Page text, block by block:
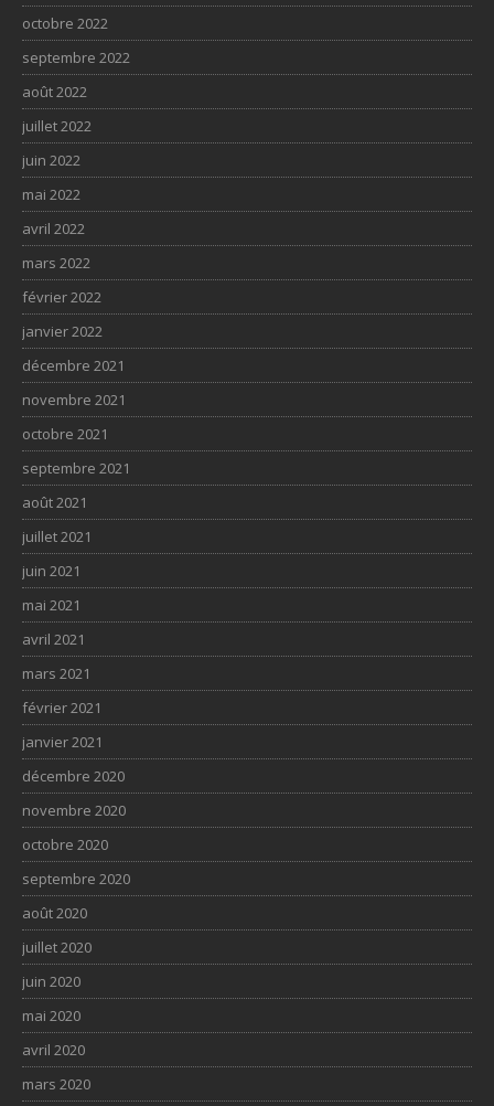
octobre 2022
septembre 2022
août 2022
juillet 2022
juin 2022
mai 2022
avril 2022
mars 2022
février 2022
janvier 2022
décembre 2021
novembre 2021
octobre 2021
septembre 2021
août 2021
juillet 2021
juin 2021
mai 2021
avril 2021
mars 2021
février 2021
janvier 2021
décembre 2020
novembre 2020
octobre 2020
septembre 2020
août 2020
juillet 2020
juin 2020
mai 2020
avril 2020
mars 2020